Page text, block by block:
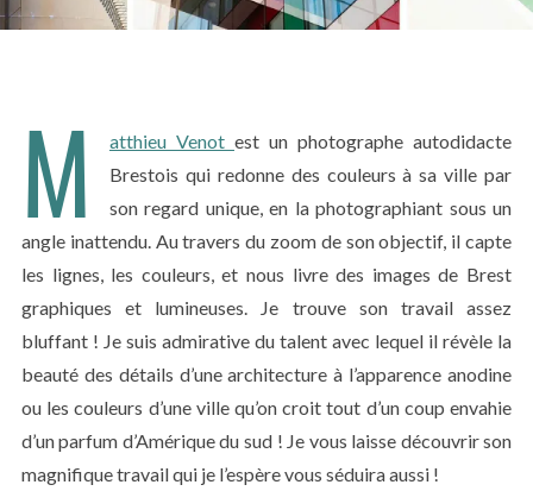
M atthieu Venot est un photographe autodidacte
Brestois qui redonne des couleurs à sa ville par
son regard unique, en la photographiant sous un
angle inattendu. Au travers du zoom de son objectif, il capte
les lignes, les couleurs, et nous livre des images de Brest
graphiques et lumineuses. Je trouve son travail assez
bluffant ! Je suis admirative du talent avec lequel il révèle la
beauté des détails d’une architecture à l’apparence anodine
ou les couleurs d’une ville qu’on croit tout d’un coup envahie
d’un parfum d’Amérique du sud ! Je vous laisse découvrir son
magnifique travail qui je l’espère vous séduira aussi !